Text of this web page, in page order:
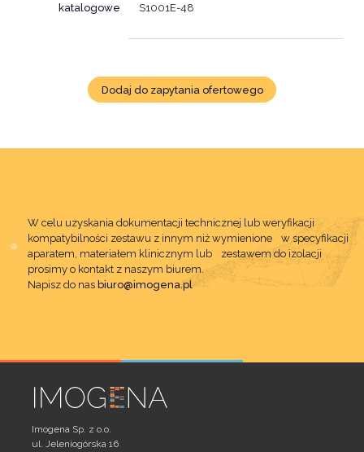
katalogowe
S1001E-48
Dodaj do zapytania ofertowego
W celu uzyskania dokumentacji technicznej lub weryfikacji
kompatybilności zestawu z innym niż wymienione w specyfikacji
aparatem, materiałem klinicznym lub zestawem do izolacji
prosimy o kontakt z naszym biurem.
Napisz do nas biuro@imogena.pl
Imogena Sp. z o.o.
ul. Jeleniogórska 16